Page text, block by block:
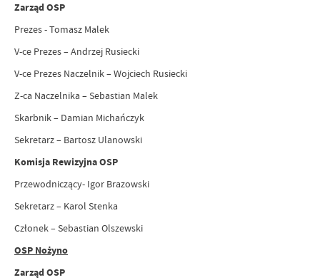
Zarząd OSP
Prezes - Tomasz Malek
V-ce Prezes – Andrzej Rusiecki
V-ce Prezes Naczelnik – Wojciech Rusiecki
Z-ca Naczelnika – Sebastian Malek
Skarbnik – Damian Michańczyk
Sekretarz – Bartosz Ulanowski
Komisja Rewizyjna OSP
Przewodniczący- Igor Brazowski
Sekretarz – Karol Stenka
Członek – Sebastian Olszewski
OSP Nożyno
Zarząd OSP